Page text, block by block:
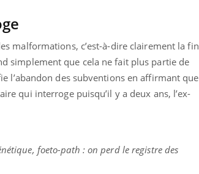
malformations, c’est-à-dire clairement la fin
simplement que cela ne fait plus partie de
l’abandon des subventions en affirmant que
qui interroge puisqu’il y a deux ans, l’ex-
foeto-path : on perd le registre des